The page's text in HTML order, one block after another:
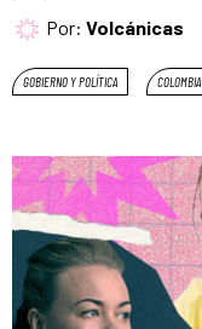
Por: Volcánicas
GOBIERNO Y POLÍTICA COLOMBIA